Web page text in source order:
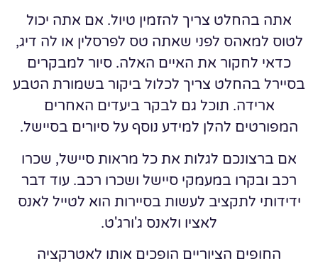
אתה בהחלט צריך להזמין טיול. אם אתה יכול
לטוס למאהס לפני שאתה טס לפרסלין או לה דיג,
כדאי לחקור את האיים האלה. סיור למבקרים
בסיירל בהחלט צריך לכלול ביקור בשמורת הטבע
ארידה. תוכל גם לבקר ביעדים האחרים
המפורטים להלן למידע נוסף על סיורים בסיישל.
אם ברצונכם לגלות את כל מראות סיישל, שכרו
רכב ובקרו במעמקי סיישל ושכרו רכב. עוד דבר
ידידותי לתקציב לעשות בסיירות הוא לטייל לאנס
לאציו ולאנס ג'ורג'ט.
החופים הציוריים הופכים אותו לאטרקציה